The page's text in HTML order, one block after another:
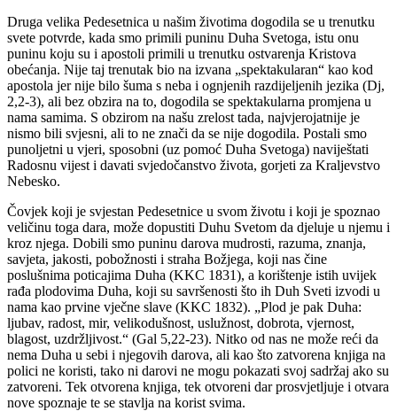
Druga velika Pedesetnica u našim životima dogodila se u trenutku
svete potvrde, kada smo primili puninu Duha Svetoga, istu onu
puninu koju su i apostoli primili u trenutku ostvarenja Kristova
obećanja. Nije taj trenutak bio na izvana „spektakularan“ kao kod
apostola jer nije bilo šuma s neba i ognjenih razdijeljenih jezika (Dj,
2,2-3), ali bez obzira na to, dogodila se spektakularna promjena u
nama samima. S obzirom na našu zrelost tada, najvjerojatnije je
nismo bili svjesni, ali to ne znači da se nije dogodila. Postali smo
punoljetni u vjeri, sposobni (uz pomoć Duha Svetoga) naviještati
Radosnu vijest i davati svjedočanstvo života, gorjeti za Kraljevstvo
Nebesko.
Čovjek koji je svjestan Pedesetnice u svom životu i koji je spoznao
veličinu toga dara, može dopustiti Duhu Svetom da djeluje u njemu i
kroz njega. Dobili smo puninu darova mudrosti, razuma, znanja,
savjeta, jakosti, pobožnosti i straha Božjega, koji nas čine
poslušnima poticajima Duha (KKC 1831), a korištenje istih uvijek
rađa plodovima Duha, koji su savršenosti što ih Duh Sveti izvodi u
nama kao prvine vječne slave (KKC 1832). „Plod je pak Duha:
ljubav, radost, mir, velikodušnost, uslužnost, dobrota, vjernost,
blagost, uzdržljivost.“ (Gal 5,22-23). Nitko od nas ne može reći da
nema Duha u sebi i njegovih darova, ali kao što zatvorena knjiga na
polici ne koristi, tako ni darovi ne mogu pokazati svoj sadržaj ako su
zatvoreni. Tek otvorena knjiga, tek otvoreni dar prosvjetljuje i otvara
nove spoznaje te se stavlja na korist svima.